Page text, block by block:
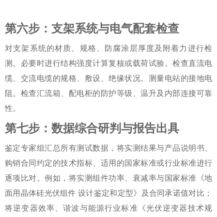
第六步：支架系统与电气配套检查
对支架系统的材质、规格、防腐涂层厚度及附着力进行检
测。必要时进行结构强度计算复核或载荷试验。检查直流电
缆、交流电缆的规格、敷设、绝缘状况。测量电站的接地电
阻。检查汇流箱、配电柜的防护等级、温升及内部连接可靠
性。
第七步：数据综合研判与报告出具
鉴定专家组汇总所有测试数据，将实测结果与产品说明书、
购销合同约定的技术指标、适用的国家标准或行业标准进行
逐项比对。例如，将实测组件功率、衰减率与国家标准《地
面用晶体硅光伏组件 设计鉴定和定型》及合同承诺值对比；
将逆变器效率、谐波与能源行业标准《光伏逆变器技术规